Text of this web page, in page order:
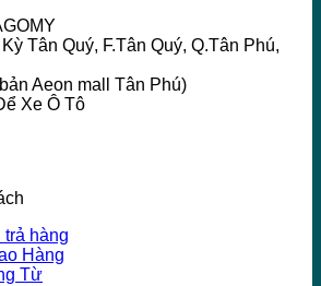
Tân Quý, F.Tân Quý, Q.Tân Phú,
Aeon mall Tân Phú)
Xe Ô Tô
hàng
Hàng
Từ